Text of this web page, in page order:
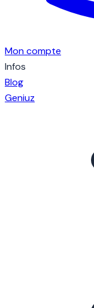
Mon compte
Infos
Blog
Geniuz